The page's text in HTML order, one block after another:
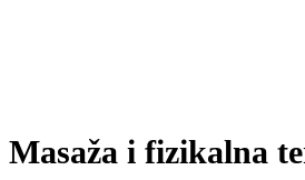
Masaža i fizikalna